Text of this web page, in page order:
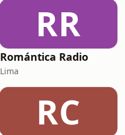
RR
Romántica Radio
Lima
RC